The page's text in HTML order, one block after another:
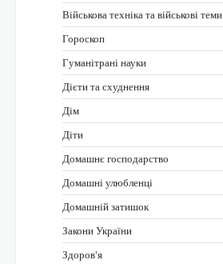
Військова техніка та військові теми
Гороскоп
Гуманітрані науки
Дієти та схуднення
Дім
Діти
Домашнє господарство
Домашні улюбленці
Домашній затишок
Закони України
Здоров'я